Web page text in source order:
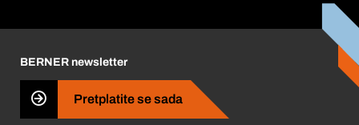
Business Conduct
BERNER newsletter
Pretplatite se sada